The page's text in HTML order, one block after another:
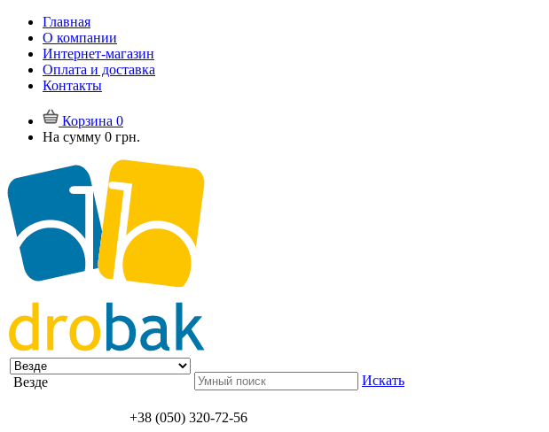
Главная
О компании
Интернет-магазин
Оплата и доставка
Контакты
Корзина 0
На сумму 0 грн.
Везде Искать
+38 (050) 320-72-56